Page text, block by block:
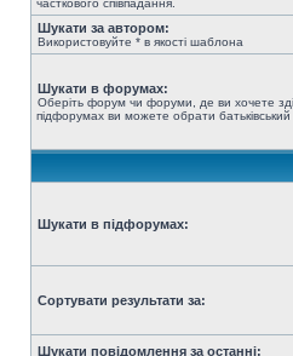
часткового співпадання.
Шукати за автором:
Використовуйте * в якості шаблона
Шукати в форумах:
Оберіть форум чи форуми, де ви хочете
підфорумах ви можете обрати
Шукати в підфорумах:
Сортувати результати за:
Шукати повідомлення за останні: